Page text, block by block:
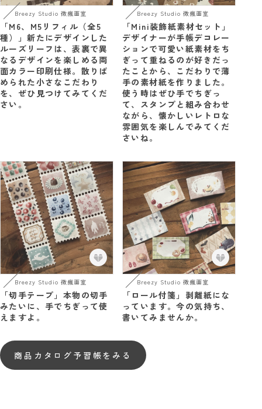
Breezy Studio 微瘋画室
「M6、M5リフィル（全5
種）」新たにデザインした
ルーズリーフは、表裏で異
なるデザインを楽しめる両
面カラー印刷仕様。散りば
められた小さなこだわり
を、ぜひ見つけてみてくだ
さい。
Breezy Studio 微瘋画室
「Mini装飾紙素材セット」
デザイナーが手帳デコレー
ションで可愛い紙素材をち
ぎって重ねるのが好きだっ
たことから、こだわりで薄
手の素材紙を作りました。
使う時はぜひ手でちぎっ
て、スタンプと組み合わせ
ながら、懐かしいレトロな
雰囲気を楽しんでみてくだ
さいね。
Breezy Studio 微瘋画室
「切手テープ」本物の切手
みたいに、手でちぎって使
えますよ。
Breezy Studio 微瘋画室
「ロール付箋」剥離紙にな
っています。今の気持ち、
書いてみませんか。
商品カタログ予習帳をみる